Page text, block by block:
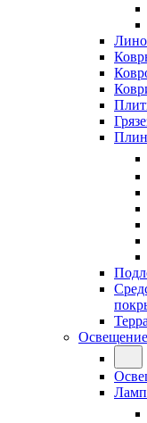
Освещение